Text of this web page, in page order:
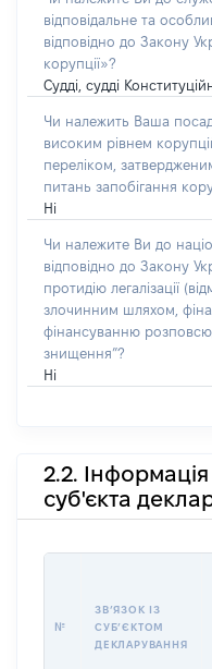
відповідальне та
відповідно до Закону
корупції»?
Судді, судді
Чи належить Ваша
високим рівнем
переліком,
питань запобігання
Ні
Чи належите Ви до
відповідно до Закону
протидію легалізації
злочинним шляхом,
фінансуванню
знищення”?
Ні
2.2. Інформація
суб'єкта
№
ЗВʼЯЗОК ІЗ
СУБʼЄКТОМ
ДЕКЛАРУВАННЯ